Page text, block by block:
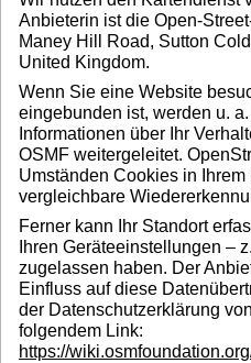
Anbieterin ist die Open-
Maney Hill Road, Sutton
United Kingdom.
Wenn Sie eine Website
eingebunden ist, werden u.
Informationen über Ihr
OSMF weitergeleitet.
Umständen Cookies in
vergleichbare
Ferner kann Ihr Standort
Ihren Geräteeinstellungen –
zugelassen haben. Der
Einfluss auf diese
der Datenschutzerklärung
folgendem Link:
https://